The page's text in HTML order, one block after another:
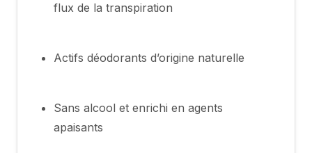
flux de la transpiration
Actifs déodorants d’origine naturelle
Sans alcool et enrichi en agents
apaisants